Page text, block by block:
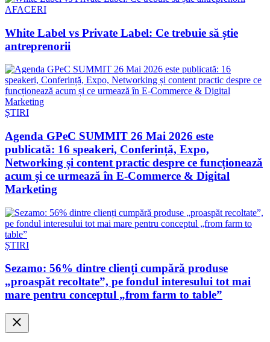
AFACERI
White Label vs Private Label: Ce trebuie să știe
antreprenorii
ȘTIRI
Agenda GPeC SUMMIT 26 Mai 2026 este
publicată: 16 speakeri, Conferință, Expo,
Networking și content practic despre ce funcționează
acum și ce urmează în E-Commerce & Digital
Marketing
ȘTIRI
Sezamo: 56% dintre clienți cumpără produse
„proaspăt recoltate”, pe fondul interesului tot mai
mare pentru conceptul „from farm to table”
Close